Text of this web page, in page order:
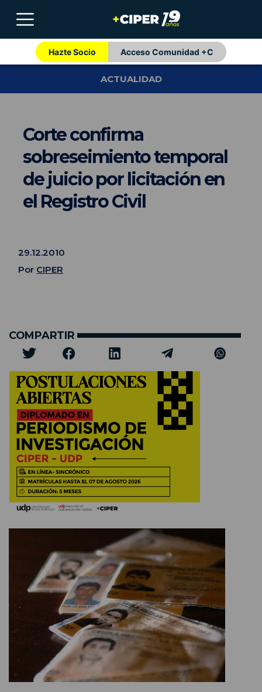
Hazte Socio Acceso Comunidad +C
ACTUALIDAD
Corte confirma
sobreseimiento temporal
de juicio por licitación en
el Registro Civil
29.12.2010
Por CIPER
COMPARTIR